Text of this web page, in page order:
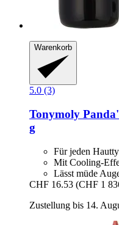
Warenkorb
5.0 (3)
Tonymoly
g
Für jeden
Mit Cooling-
Lässt müde
CHF 16.53 (CHF 1
Zustellung bis 14.